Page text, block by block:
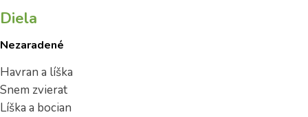
Diela
Nezaradené
Havran a líška
Snem zvierat
Líška a bocian